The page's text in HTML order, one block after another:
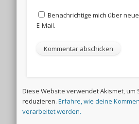
Benachrichtige mich über
E-Mail.
Diese Website verwendet Akismet, um
reduzieren.Erfahre, wie deine
verarbeitet werden.